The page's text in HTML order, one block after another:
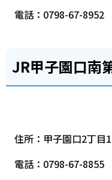
電話：0798-67-8952
JR甲子園口南
住所：甲子園口2丁目1
電話：0798-67-8855